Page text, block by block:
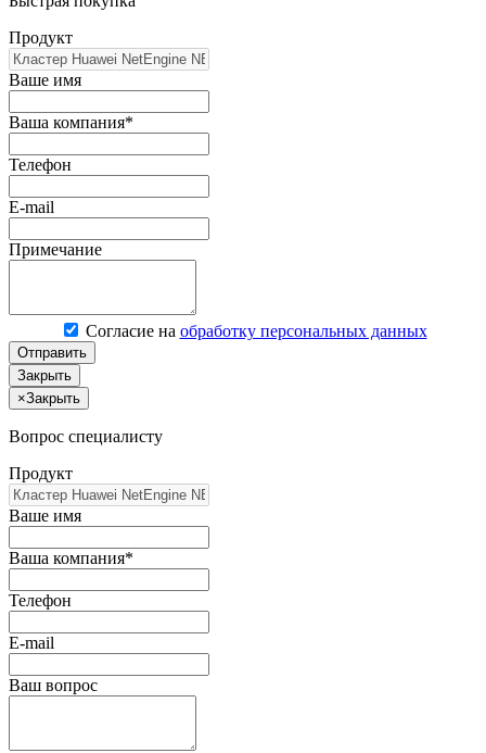
Продукт
Ваше имя
Ваша компания*
Телефон
E-mail
Примечание
Согласие на обработку персональных данных
Отправить
Закрыть
×Закрыть
Вопрос специалисту
Продукт
Ваше имя
Ваша компания*
Телефон
E-mail
Ваш вопрос